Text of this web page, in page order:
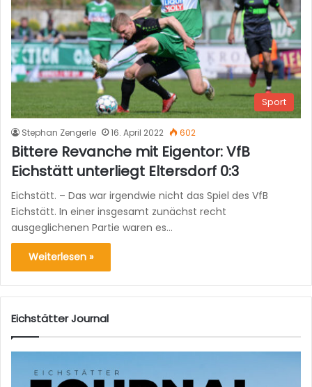
Sport
Stephan Zengerle 16. April 2022 602
Bittere Revanche mit Eigentor: VfB
Eichstätt unterliegt Eltersdorf 0:3
Eichstätt. – Das war irgendwie nicht das Spiel des VfB
Eichstätt. In einer insgesamt zunächst recht
ausgeglichenen Partie waren es…
Weiterlesen »
Eichstätter Journal